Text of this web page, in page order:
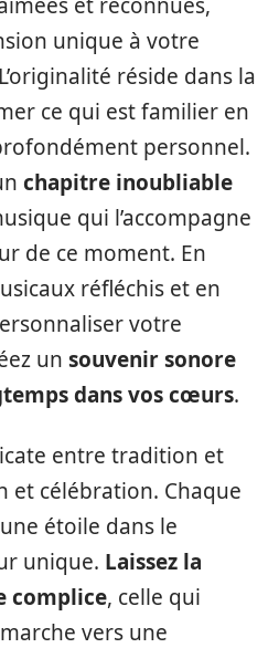
et reconnues,
unique à votre
réside dans la
ce qui est familier en
personnel.
chapitre inoubliable
qui l’accompagne
de ce moment. En
réfléchis et en
votre
un souvenir sonore
dans vos cœurs.
entre tradition et
et célébration. Chaque
étoile dans le
unique. Laissez la
complice, celle qui
vers une